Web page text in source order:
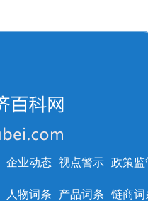
企业动态 视点警示 政策监
人物词条 产品词条 链商词